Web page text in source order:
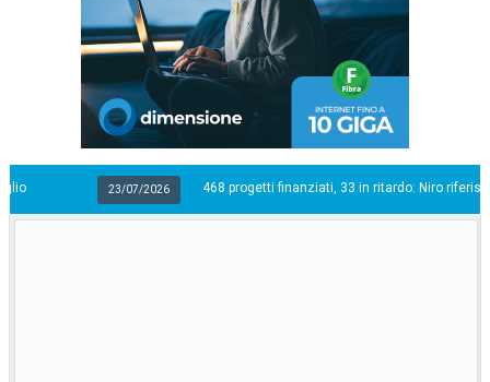
23/07/2026 468 progetti finanziati, 33 in ritardo: Niro riferisce